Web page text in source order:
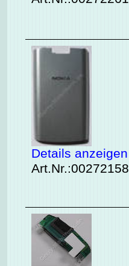
Details anzeigen
Art.Nr.:00272158